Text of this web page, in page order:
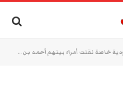
بينهم أحمد بن عبدالعزيز إلى هذه الدولة العربية.. حجزوا أفخم الفنادق هناك